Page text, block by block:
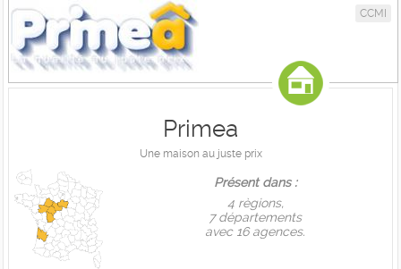
CCMI
Primea
Une maison au juste prix
Présent dans :
4 règions,
7 départements
avec 16 agences.